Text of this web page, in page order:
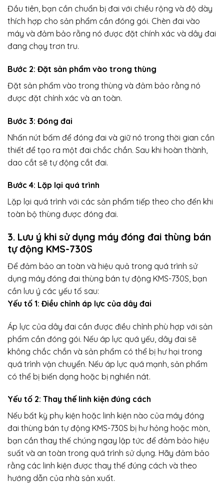
Đầu tiên, bạn cần chuẩn bị đai với chiều rộng và độ dày
thích hợp cho sản phẩm cần đóng gói. Chèn đai vào
máy và đảm bảo rằng nó được đặt chính xác và dây đai
đang chạy trơn tru.
Bước 2: Đặt sản phẩm vào trong thùng
Đặt sản phẩm vào trong thùng và đảm bảo rằng nó
được đặt chính xác và an toàn.
Bước 3: Đóng đai
Nhấn nút bấm để đóng đai và giữ nó trong thời gian cần
thiết để tạo ra một đai chắc chắn. Sau khi hoàn thành,
dao cắt sẽ tự động cắt đai.
Bước 4: Lặp lại quá trình
Lặp lại quá trình với các sản phẩm tiếp theo cho đến khi
toàn bộ thùng được đóng đai.
3. Lưu ý khi sử dụng máy đóng đai thùng bán
tự động KMS-730S
Để đảm bảo an toàn và hiệu quả trong quá trình sử
dụng máy đóng đai thùng bán tự động KMS-730S, bạn
cần lưu ý các yếu tố sau:
Yếu tố 1: Điều chỉnh áp lực của dây đai
Áp lực của dây đai cần được điều chỉnh phù hợp với sản
phẩm cần đóng gói. Nếu áp lực quá yếu, dây đai sẽ
không chắc chắn và sản phẩm có thể bị hư hại trong
quá trình vận chuyển. Nếu áp lực quá mạnh, sản phẩm
có thể bị biến dạng hoặc bị nghiền nát.
Yếu tố 2: Thay thế linh kiện đúng cách
Nếu bất kỳ phụ kiện hoặc linh kiện nào của máy đóng
đai thùng bán tự động KMS-730S bị hư hỏng hoặc mòn,
bạn cần thay thế chúng ngay lập tức để đảm bảo hiệu
suất và an toàn trong quá trình sử dụng. Hãy đảm bảo
rằng các linh kiện được thay thế đúng cách và theo
hướng dẫn của nhà sản xuất.